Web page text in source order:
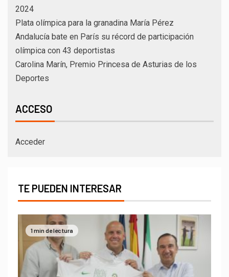
2024
Plata olímpica para la granadina María Pérez
Andalucía bate en París su récord de participación
olímpica con 43 deportistas
Carolina Marín, Premio Princesa de Asturias de los
Deportes
ACCESO
Acceder
TE PUEDEN INTERESAR
1 min de lectura